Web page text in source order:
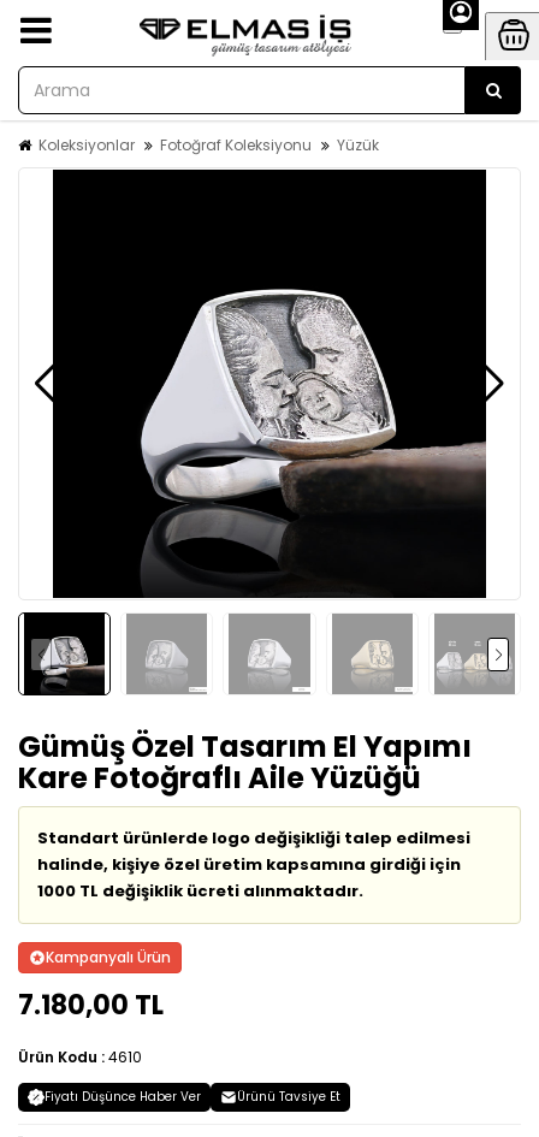
Koleksiyonlar Fotoğraf Koleksiyonu Yüzük
Gümüş Özel Tasarım El Yapımı
Kare Fotoğraflı Aile Yüzüğü
Standart ürünlerde logo değişikliği talep edilmesi
halinde, kişiye özel üretim kapsamına girdiği için
1000 TL değişiklik ücreti alınmaktadır.
Kampanyalı Ürün
7.180,00 TL
Ürün Kodu :4610
Fiyatı Düşünce Haber Ver Ürünü Tavsiye Et